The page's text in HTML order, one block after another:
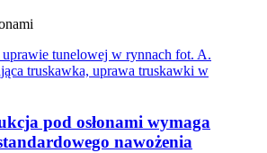
pod osłonami wymaga
nawożenia